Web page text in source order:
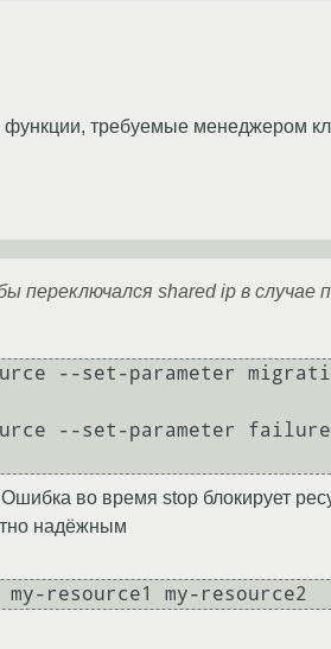
требуемые менеджером
переключался shared ip в случае
--set-parameter
--set-parameter
во время stop блокирует
надёжным
resource1 my-resource2